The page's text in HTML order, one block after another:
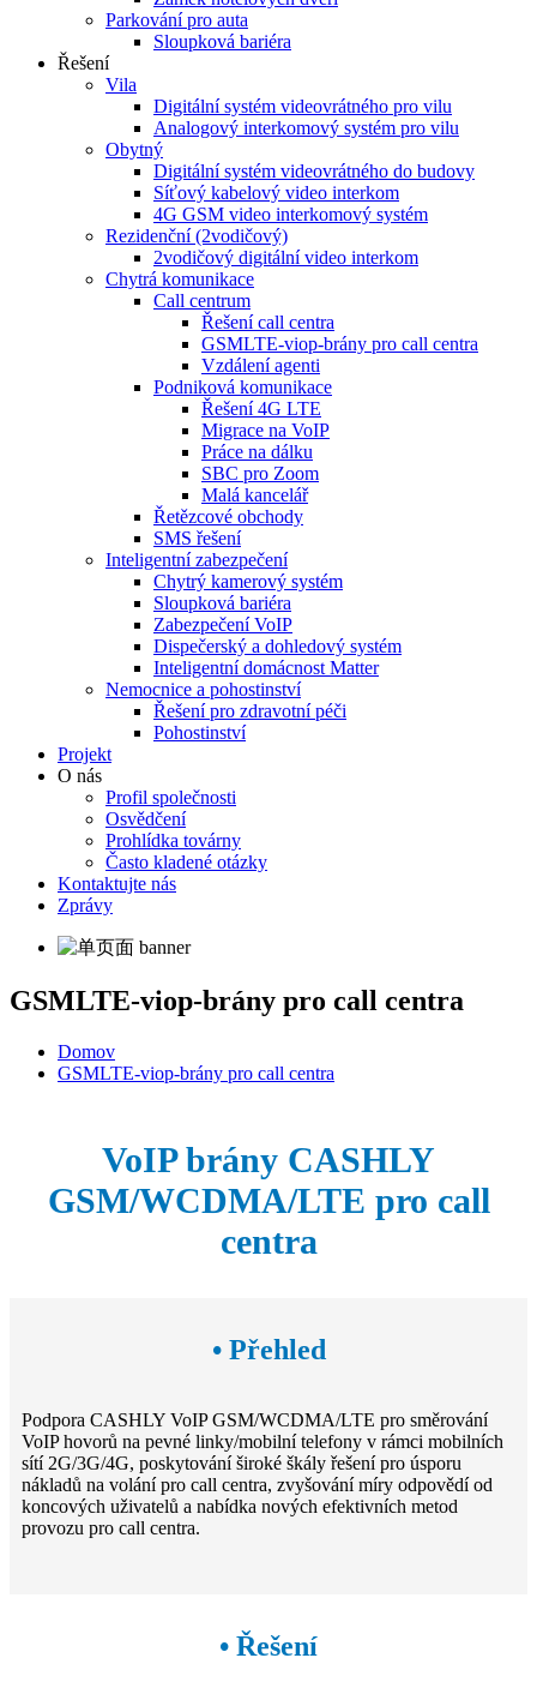
Parkování pro auta
Sloupková bariéra
Řešení
Vila
Digitální systém videovrátného pro vilu
Analogový interkomový systém pro vilu
Obytný
Digitální systém videovrátného do budovy
Síťový kabelový video interkom
4G GSM video interkomový systém
Rezidenční (2vodičový)
2vodičový digitální video interkom
Chytrá komunikace
Call centrum
Řešení call centra
GSMLTE-viop-brány pro call centra
Vzdálení agenti
Podniková komunikace
Řešení 4G LTE
Migrace na VoIP
Práce na dálku
SBC pro Zoom
Malá kancelář
Řetězcové obchody
SMS řešení
Inteligentní zabezpečení
Chytrý kamerový systém
Sloupková bariéra
Zabezpečení VoIP
Dispečerský a dohledový systém
Inteligentní domácnost Matter
Nemocnice a pohostinství
Řešení pro zdravotní péči
Pohostinství
Projekt
O nás
Profil společnosti
Osvědčení
Prohlídka továrny
Často kladené otázky
Kontaktujte nás
Zprávy
GSMLTE-viop-brány pro call centra
Domov
GSMLTE-viop-brány pro call centra
VoIP brány CASHLY
GSM/WCDMA/LTE pro call
centra
• Přehled
Podpora CASHLY VoIP GSM/WCDMA/LTE pro směrování
VoIP hovorů na pevné linky/mobilní telefony v rámci mobilních
sítí 2G/3G/4G, poskytování široké škály řešení pro úsporu
nákladů na volání pro call centra, zvyšování míry odpovědí od
koncových uživatelů a nabídka nových efektivních metod
provozu pro call centra.
• Řešení